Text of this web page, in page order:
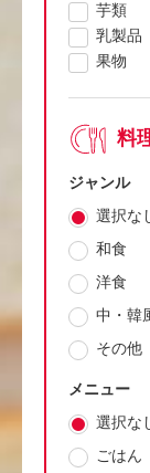
芋類
乳製品
果物
料
ジャンル
選択な
和食
洋食
中・韓
その他
メニュー
選択な
ごはん